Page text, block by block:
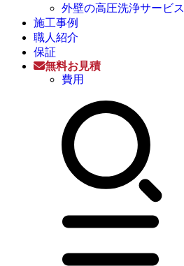
外壁の高圧洗浄サービス
施工事例
職人紹介
保証
無料お見積
費用